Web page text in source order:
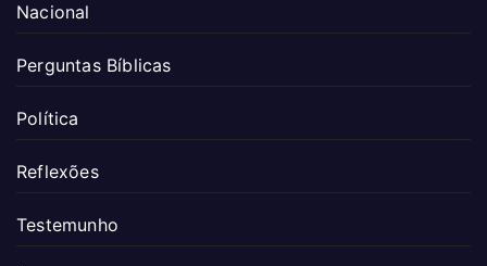
Nacional
Perguntas Bíblicas
Política
Reflexões
Testemunho